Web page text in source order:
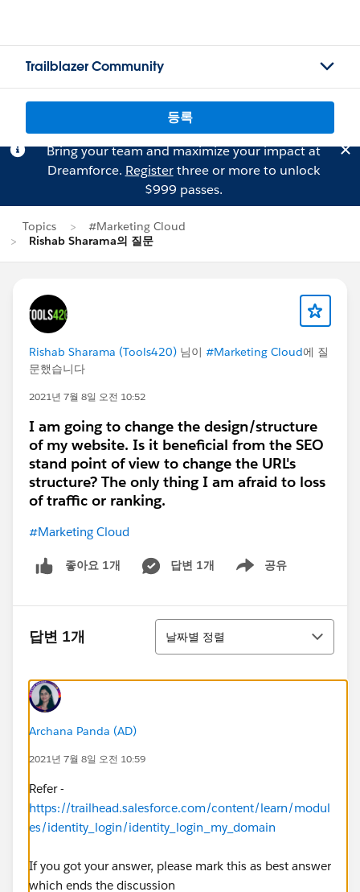
Trailblazer Community
등록
Bring your team and maximize your impact at
Dreamforce. Registerthree or more to unlock
$999 passes.
Topics
#Marketing Cloud
Rishab Sharama의 질문
Rishab Sharama (Tools420) 님이 #Marketing Cloud에 질
문했습니다
2021년 7월 8일 오전 10:52
I am going to change the design/structure
of my website. Is it beneficial from the SEO
stand point of view to change the URL's
structure? The only thing I am afraid to loss
of traffic or ranking.
#Marketing Cloud
좋아요 1개 답변 1개 공유
Show menu
답변 1개
정렬
날짜별 정렬
Archana Panda (AD)
2021년 7월 8일 오전 10:59
Refer -
https://trailhead.salesforce.com/content/learn/modul
es/identity_login/identity_login_my_domain
If you got your answer, please mark this as best answer
which ends the discussion